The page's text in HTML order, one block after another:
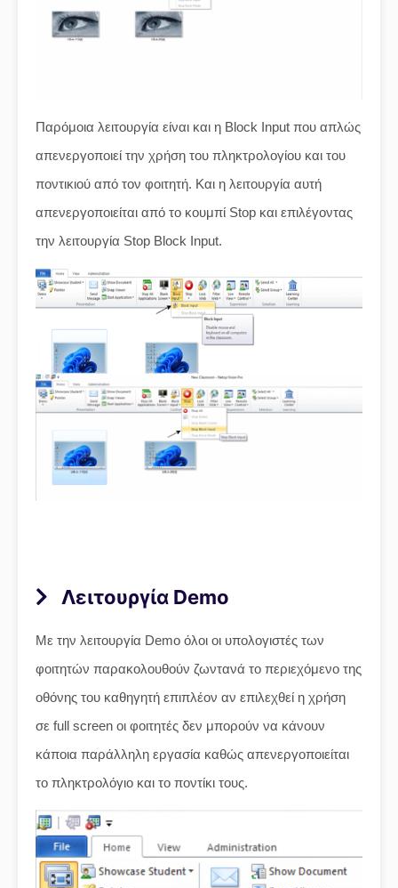
Παρόμοια λειτουργία είναι και η Block Input που απλώς
απενεργοποιεί την χρήση του πληκτρολογίου και του
ποντικιού από τον φοιτητή. Και η λειτουργία αυτή
απενεργοποιείται από το κουμπί Stop και επιλέγοντας
την λειτουργία Stop Block Input.
Λειτουργία Demo
Με την λειτουργία Demo όλοι οι υπολογιστές των
φοιτητών παρακολουθούν ζωντανά το περιεχόμενο της
οθόνης του καθηγητή επιπλέον αν επιλεχθεί η χρήση
σε full screen οι φοιτητές δεν μπορούν να κάνουν
κάποια παράλληλη εργασία καθώς απενεργοποιείται
το πληκτρολόγιο και το ποντίκι τους.